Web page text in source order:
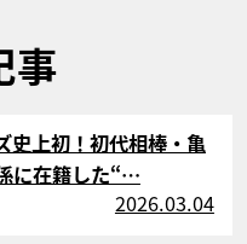
事
史上初！初代相棒・亀
に在籍した“…
2026.03.04